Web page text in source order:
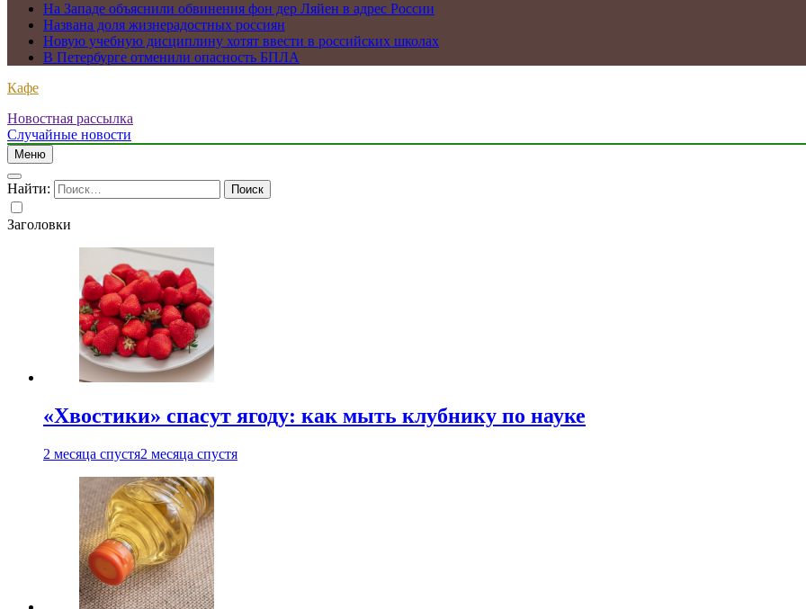
На Западе объяснили обвинения фон дер Ляйен в адрес России
Названа доля жизнерадостных россиян
Новую учебную дисциплину хотят ввести в российских школах
В Петербурге отменили опасность БПЛА
Кафе
Новостная рассылка
Случайные новости
Меню
Найти:
Заголовки
«Хвостики» спасут ягоду: как мыть клубнику по науке
2 месяца спустя2 месяца спустя